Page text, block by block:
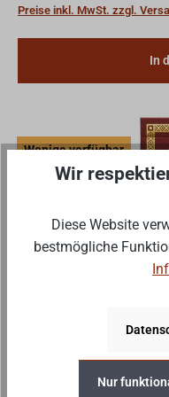
Preise inkl. MwSt. zzgl.
In
Wenige verfügbar
Werden Sie zum König
Bicycle Disney-
Wir
Diese Website
bestmögliche
Nur